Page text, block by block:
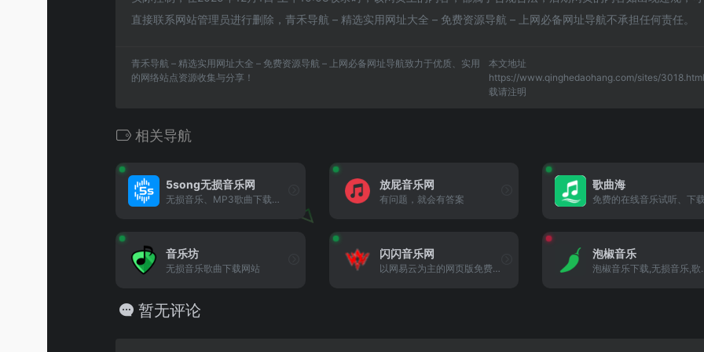
直接联系网站管理员进行删除，青禾导航 – 精选实用网址大全 – 免费资源导航 – 上网必备网址导航不承担任何责任。
青禾导航 – 精选实用网址大全 – 免费资源导航 – 上网必备网址导航致力于优质、实用
的网络站点资源收集与分享！
本文地址
https://www.qinghedaohang.com/sites/
载请注明
相关导航
5song无损音乐网
无损音乐、MP3歌曲下载的音乐网站
放屁音乐网
有问题，就会有答案
歌曲海
音乐坊
无损音乐歌曲下载网站
闪闪音乐网
以网易云为主的网页版免费在...
泡椒音乐
泡椒音乐下载,无损音乐,歌曲下载
暂无评论